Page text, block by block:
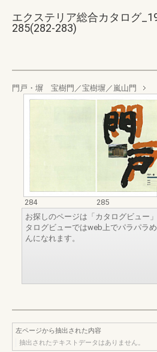
エクステリア総合カタログ
285(282-283)
門戸・塀 宝樹門／宝樹塀／嵐山門
284
285
お探しのページは「カタログビュー
タログビューではweb上でパラパラ
んになれます。
左ページから抽出された内容
抽出されたテキストデータはありません。